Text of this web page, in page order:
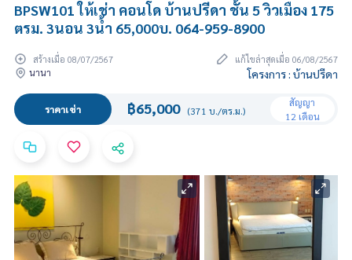
BPSW101 ให้เช่า คอนโด บ้านปรีดา ชั้น 5 วิวเมือง 175
ตรม. 3นอน 3น้ำ 65,000บ. 064-959-8900
สร้างเมื่อ 08/07/2567
แก้ไขล่าสุดเมื่อ 06/08/2567
นานา
โครงการ : บ้านปรีดา
ราคาเช่า ฿65,000 (371 บ./ตร.ม.)
สัญญา
12 เดือน